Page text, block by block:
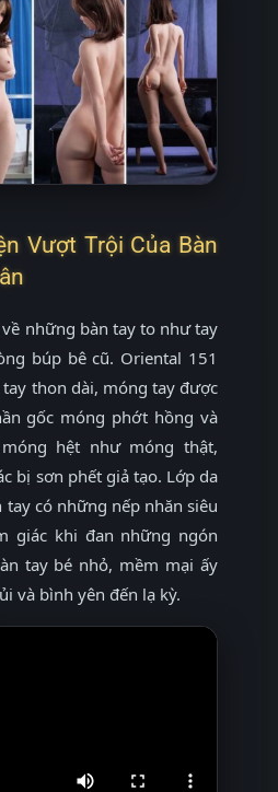
Vượt Trội Của Bàn
những bàn tay to như tay
búp bê cũ. Oriental 151
thon dài, móng tay được
gốc móng phớt hồng và
hệt như móng thật,
bị sơn phết giả tạo. Lớp da
tay có những nếp nhăn siêu
giác khi đan những ngón
tay bé nhỏ, mềm mại ấy
và bình yên đến lạ kỳ.